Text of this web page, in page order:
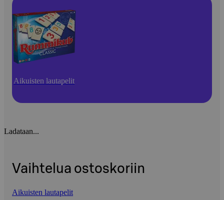
Aikuisten lautapelit
Ladataan...
Vaihtelua ostoskoriin
Aikuisten lautapelit